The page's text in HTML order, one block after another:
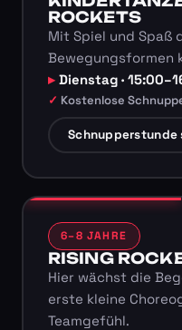
ROCKETS
Mit Spiel und Spaß
Bewegungsformen
Dienstag ·
Kostenlose
Schnupperstunde
6–8 JAHRE
RISING
Hier wächst die
erste kleine
Teamgefühl.